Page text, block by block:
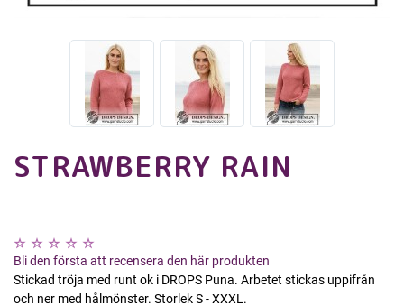
STRAWBERRY RAIN
Bli den första att recensera den här produkten
Stickad tröja med runt ok i DROPS Puna. Arbetet stickas uppifrån
och ner med hålmönster. Storlek S - XXXL.